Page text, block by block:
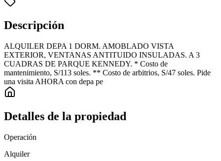
Descripción
ALQUILER DEPA 1 DORM. AMOBLADO VISTA
EXTERIOR, VENTANAS ANTITUIDO INSULADAS. A 3
CUADRAS DE PARQUE KENNEDY. * Costo de
mantenimiento, S/113 soles. ** Costo de arbitrios, S/47 soles. Pide
una visita AHORA con depa pe
Detalles de la propiedad
Operación
Alquiler